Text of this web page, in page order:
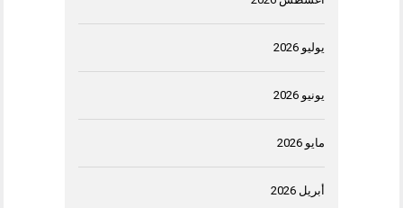
يوليو 2026
يونيو 2026
مايو 2026
أبريل 2026